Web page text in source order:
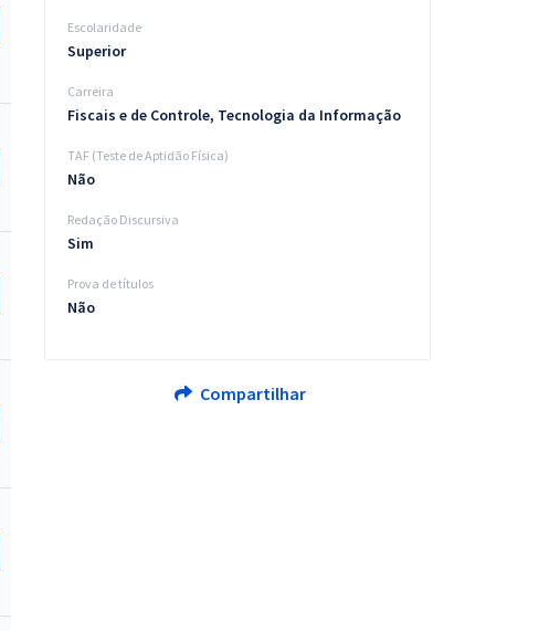
Escolaridade
Superior
Carreira
Fiscais e de Controle, Tecnologia da Informação
TAF (Teste de Aptidão Física)
Não
Redação Discursiva
Sim
Prova de títulos
Não
Compartilhar